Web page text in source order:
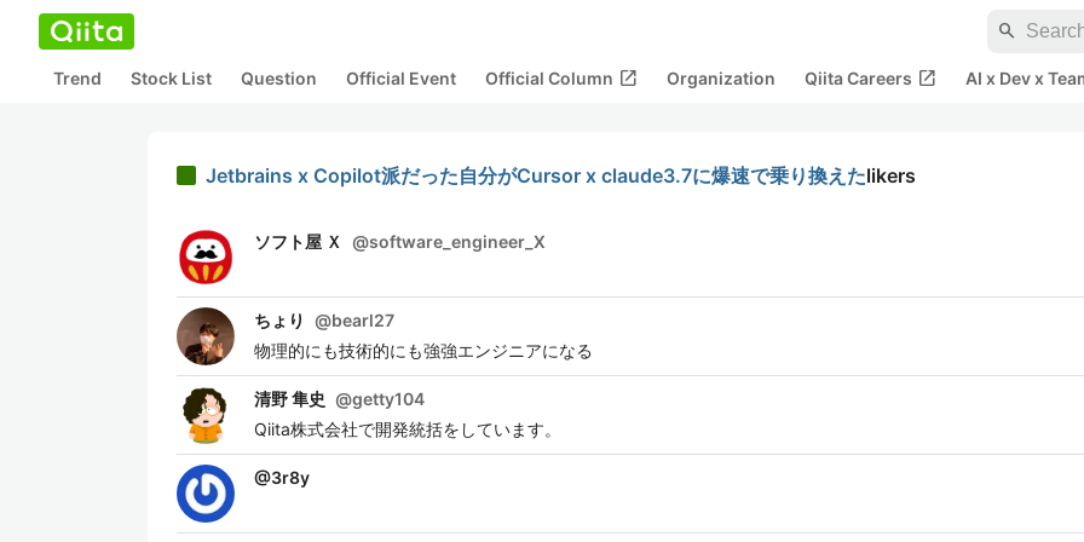
search
Trend Stock List Question Official Event Official Column open_in_new Organization Qiita Careers open_in_new AI x Dev x
Jetbrains x Copilot派だった自分がCursor x claude3.7に爆速で乗り換えたlikers
ソフト屋 Ｘ @software_engineer_X
ちょり @bearl27
物理的にも技術的にも強強エンジニアになる
清野 隼史 @getty104
Qiita株式会社で開発統括をしています。
@3r8y